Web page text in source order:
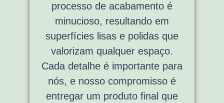
processo de acabamento é
minucioso, resultando em
superfícies lisas e polidas que
valorizam qualquer espaço.
Cada detalhe é importante para
nós, e nosso compromisso é
entregar um produto final que